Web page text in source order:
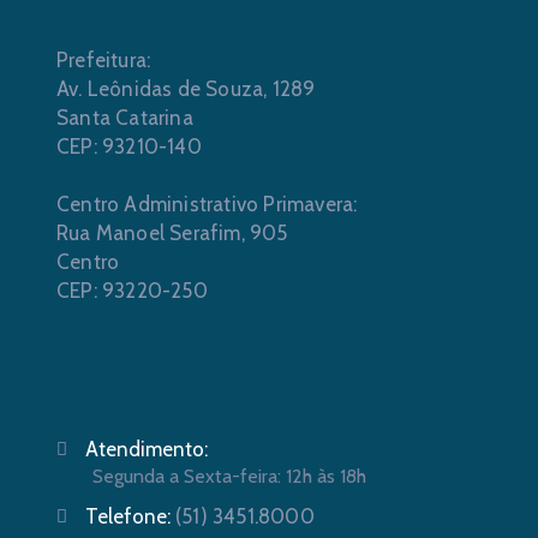
Prefeitura:
Av. Leônidas de Souza, 1289
Santa Catarina
CEP: 93210-140
Centro Administrativo Primavera:
Rua Manoel Serafim, 905
Centro
CEP: 93220-250
Atendimento:
Segunda a Sexta-feira: 12h às 18h
Telefone: (51) 3451.8000